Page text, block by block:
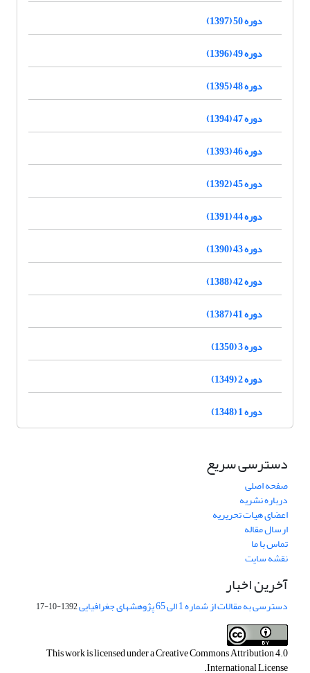
دوره 50 (1397)
دوره 49 (1396)
دوره 48 (1395)
دوره 47 (1394)
دوره 46 (1393)
دوره 45 (1392)
دوره 44 (1391)
دوره 43 (1390)
دوره 42 (1388)
دوره 41 (1387)
دوره 3 (1350)
دوره 2 (1349)
دوره 1 (1348)
دسترسی سریع
صفحه اصلی
درباره نشریه
اعضای هیات تحریریه
ارسال مقاله
تماس با ما
نقشه سایت
آخرین اخبار
دسترسی به مقالات از شماره 1 الی 65 پژوهشهای جغرافیایی 1392-10-17
This work is licensed under aCreative Commons Attribution 4.0
International License
.